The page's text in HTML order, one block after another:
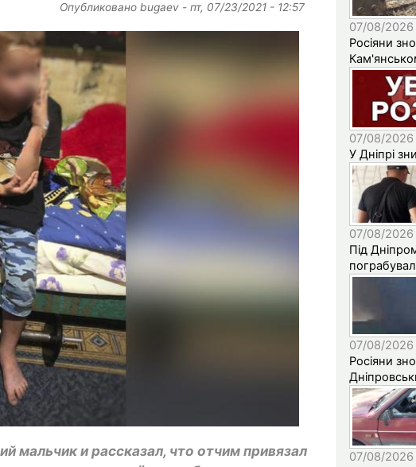
Опубликовано bugaev - пт, 07/23/2021 - 12:57
мальчик и рассказал, что отчим привязал
07/08/2026
Росіяни
07/08/2026
У Дніпрі
07/08/2026
Під
07/08/2026
Росіяни
07/08/2026